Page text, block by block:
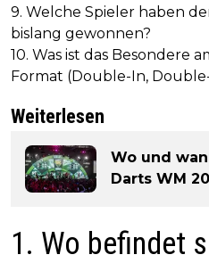
9. Welche Spieler haben
bislang gewonnen?
10. Was ist das Besondere
Format (Double-In,
Weiterlesen
Wo und
Darts WM
1. Wo befindet